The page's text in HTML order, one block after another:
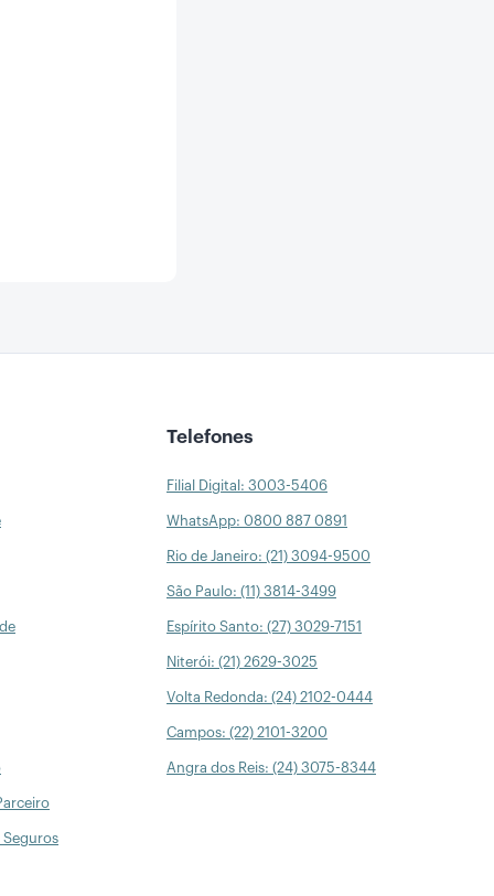
Seguros
Telefones
Filial Digital: 3003-5406
WhatsApp: 0800 887 0891
Rio de Janeiro: (21) 3094-9500
São Paulo: (11) 3814-3499
Espírito Santo: (27) 3029-7151
Niterói: (21) 2629-3025
Volta Redonda: (24) 2102-0444
Campos: (22) 2101-3200
Angra dos Reis: (24) 3075-8344